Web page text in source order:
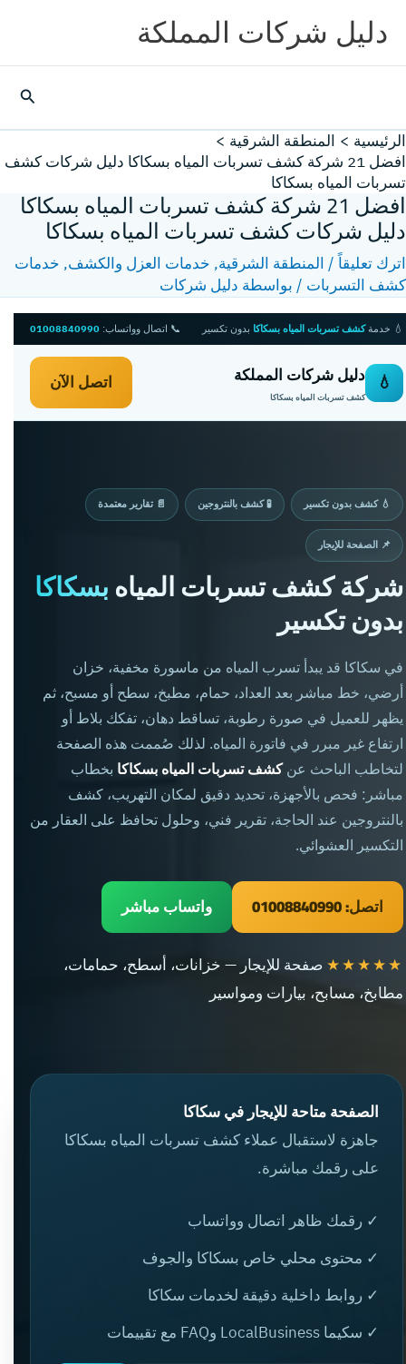
إلى
المحتوى
دليل شركات المملكة
الرئيسية
المنطقة الشرقية
افضل 21 شركة كشف تسربات المياه بسكاكا دليل شركات كشف
تسربات المياه بسكاكا
افضل 21 شركة كشف تسربات المياه بسكاكا
دليل شركات كشف تسربات المياه بسكاكا
اترك تعليقاً / المنطقة الشرقية, خدمات العزل والكشف, خدمات
كشف التسربات / بواسطة دليل شركات
💧 خدمةكشف تسربات المياه بسكاكا بدون تكسير 📞 اتصال وواتساب:01008840990
💧 دليل شركات المملكة
كشف تسربات المياه بسكاكا اتصل الآن
💧 كشف بدون تكسير 🧪 كشف بالنتروجين 📄 تقارير معتمدة
📌 الصفحة للإيجار
شركة كشف تسربات المياهبسكاكا
بدون تكسير
في سكاكا قد يبدأ تسرب المياه من ماسورة مخفية، خزان
أرضي، خط مباشر بعد العداد، حمام، مطبخ، سطح أو مسبح، ثم
يظهر للعميل في صورة رطوبة، تساقط دهان، تفكك بلاط أو
ارتفاع غير مبرر في فاتورة المياه. لذلك صُممت هذه الصفحة
لتخاطب الباحث عنكشف تسربات المياه بسكاكا بخطاب
مباشر: فحص بالأجهزة، تحديد دقيق لمكان التهريب، كشف
بالنتروجين عند الحاجة، تقرير فني، وحلول تحافظ على العقار من
التكسير العشوائي.
اتصل: 01008840990 واتساب مباشر
★★★★★ صفحة للإيجار — خزانات، أسطح، حمامات،
مطابخ، مسابح، بيارات ومواسير
الصفحة متاحة للإيجار في سكاكا
جاهزة لاستقبال عملاء كشف تسربات المياه بسكاكا
على رقمك مباشرة.
✓ رقمك ظاهر اتصال وواتساب
✓ محتوى محلي خاص بسكاكا والجوف
✓ روابط داخلية دقيقة لخدمات سكاكا
✓ سكيما LocalBusiness وFAQ مع تقييمات